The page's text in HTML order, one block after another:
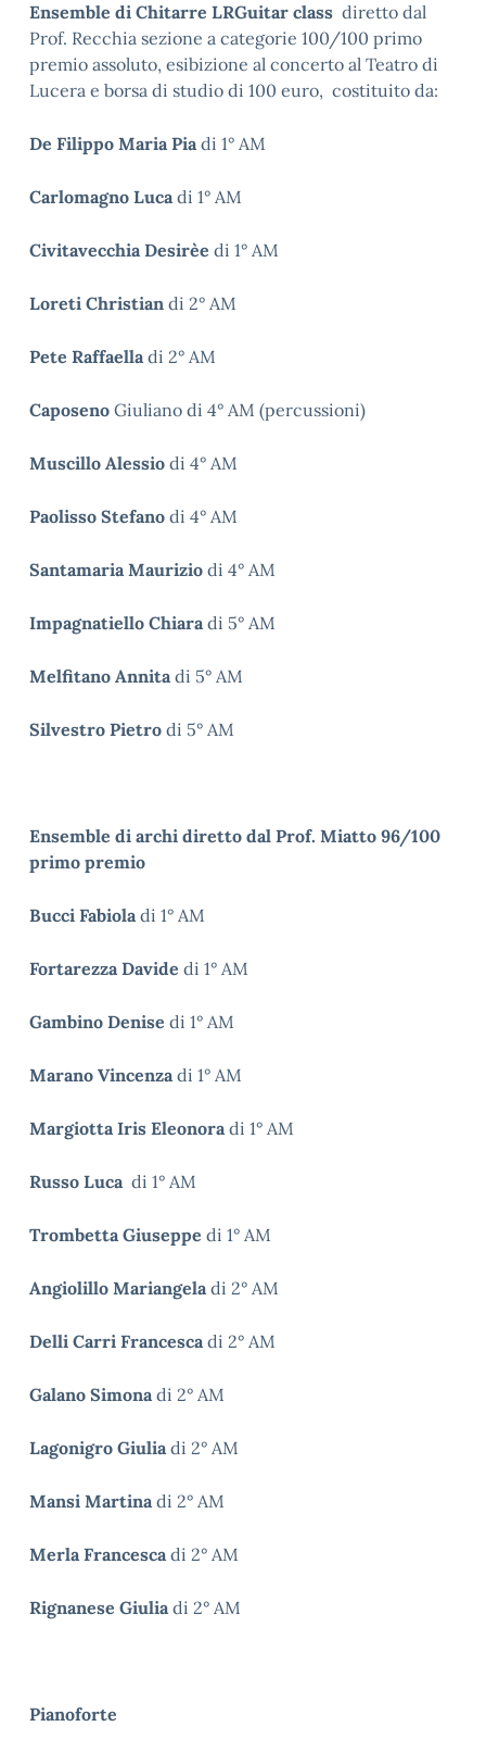
Ensemble di Chitarre LRGuitar class diretto dal
Prof. Recchia sezione a categorie 100/100 primo
premio assoluto, esibizione al concerto al Teatro di
Lucera e borsa di studio di 100 euro, costituito da:
De Filippo Maria Piadi 1° AM
Carlomagno Lucadi 1° AM
Civitavecchia Desirèe di 1° AM
Loreti Christian di 2° AM
Pete Raffaelladi 2° AM
Caposeno Giuliano di 4° AM (percussioni)
Muscillo Alessio di 4° AM
Paolisso Stefano di 4° AM
Santamaria Maurizio di 4° AM
Impagnatiello Chiaradi 5° AM
Melfitano Annitadi 5° AM
Silvestro Pietro di 5° AM
Ensemble di archi diretto dal Prof. Miatto 96/100
primo premio
Bucci Fabioladi 1° AM
Fortarezza Davide di 1° AM
Gambino Denise di 1° AM
Marano Vincenzadi 1° AM
Margiotta Iris Eleonoradi 1° AM
Russo Lucadi 1° AM
Trombetta Giuseppe di 1° AM
Angiolillo Mariangeladi 2° AM
Delli Carri Francescadi 2° AM
Galano Simonadi 2° AM
Lagonigro Giuliadi 2° AM
Mansi Martinadi 2° AM
Merla Francescadi 2° AM
Rignanese Giuliadi 2° AM
Pianoforte